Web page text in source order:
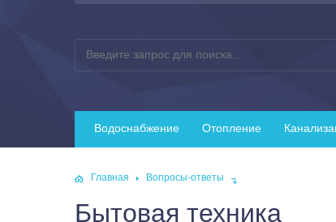
Водоснабжение Отопление
Главная Вопросы-ответы
Бытовая техника